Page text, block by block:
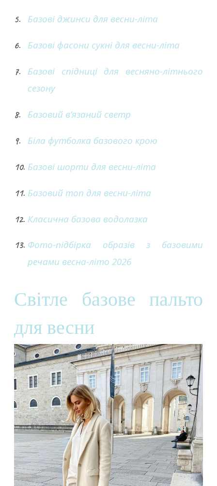
Базові джинси для весни-літа
Базові фасони сукні для весни-літа
Базові спідниці для весняно-літнього
сезону
Базовий в’язаний светр
Біла футболка базового крою
Базові шорти для весни-літа
Базовий топ для весни-літа
Класична базова водолазка
Фото-підбірка образів з базовими
речами весна-літо 2026
Світле базове пальто
для весни